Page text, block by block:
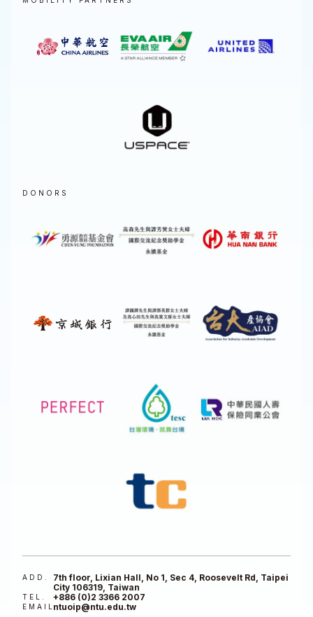
DONORS
ADD.
7th floor, Lixian Hall, No 1, Sec 4, Roosevelt Rd, Taipei
City 106319, Taiwan
TEL. +886 (0)2 3366 2007
EMAILntuoip@ntu.edu.tw